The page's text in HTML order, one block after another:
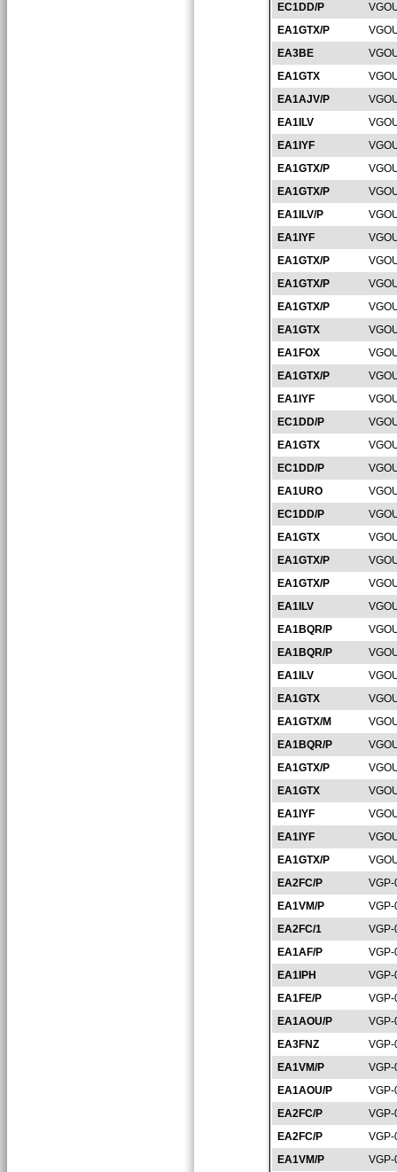
EC1DD/P
EA1GTX/P
EA3BE
EA1GTX
EA1AJV/P
EA1ILV
EA1IYF
EA1GTX/P
EA1GTX/P
EA1ILV/P
EA1IYF
EA1GTX/P
EA1GTX/P
EA1GTX/P
EA1GTX
EA1FOX
EA1GTX/P
EA1IYF
EC1DD/P
EA1GTX
EC1DD/P
EA1URO
EC1DD/P
EA1GTX
EA1GTX/P
EA1GTX/P
EA1ILV
EA1BQR/P
EA1BQR/P
EA1ILV
EA1GTX
EA1GTX/M
EA1BQR/P
EA1GTX/P
EA1GTX
EA1IYF
EA1IYF
EA1GTX/P
EA2FC/P
EA1VM/P
EA2FC/1
EA1AF/P
EA1IPH
EA1FE/P
VGP-
EA1AOU/P
VGP-
EA3FNZ
EA1VM/P
EA1AOU/P
EA2FC/P
EA2FC/P
EA1VM/P